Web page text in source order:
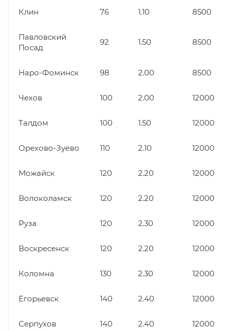
Клин 76 1.10 8500
Павловский
Посад
92 1.50 8500
Наро-Фоминск 98 2.00 8500
Чехов 100 2.00 12000
Талдом 100 1.50 12000
Орехово-Зуево 110 2.10 12000
Можайск 120 2.20 12000
Волоколамск 120 2.20 12000
Руза 120 2.30 12000
Воскресенск 120 2.20 12000
Коломна 130 2.30 12000
Егорьевск 140 2.40 12000
Серпухов 140 2.40 12000